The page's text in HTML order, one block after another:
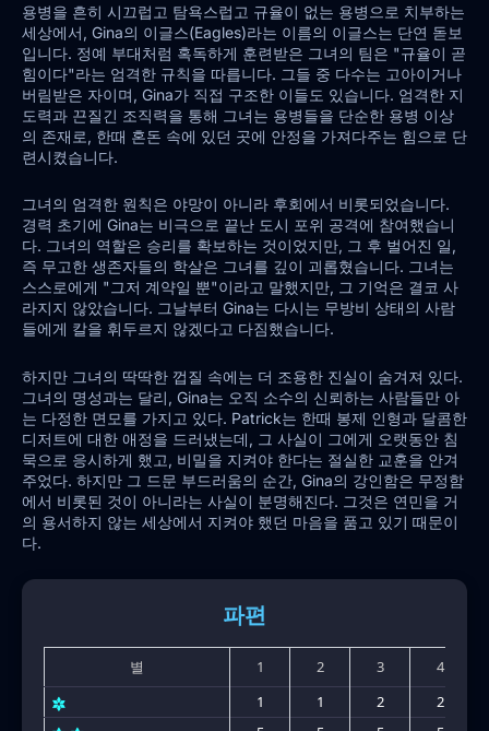
용병을 흔히 시끄럽고 탐욕스럽고 규율이 없는 용병으로 치부하는
세상에서, Gina의 이글스(Eagles)라는 이름의 이글스는 단연 돋보
입니다. 정예 부대처럼 혹독하게 훈련받은 그녀의 팀은 "규율이 곧
힘이다"라는 엄격한 규칙을 따릅니다. 그들 중 다수는 고아이거나
버림받은 자이며, Gina가 직접 구조한 이들도 있습니다. 엄격한 지
도력과 끈질긴 조직력을 통해 그녀는 용병들을 단순한 용병 이상
의 존재로, 한때 혼돈 속에 있던 곳에 안정을 가져다주는 힘으로 단
련시켰습니다.
그녀의 엄격한 원칙은 야망이 아니라 후회에서 비롯되었습니다.
경력 초기에 Gina는 비극으로 끝난 도시 포위 공격에 참여했습니
다. 그녀의 역할은 승리를 확보하는 것이었지만, 그 후 벌어진 일,
즉 무고한 생존자들의 학살은 그녀를 깊이 괴롭혔습니다. 그녀는
스스로에게 "그저 계약일 뿐"이라고 말했지만, 그 기억은 결코 사
라지지 않았습니다. 그날부터 Gina는 다시는 무방비 상태의 사람
들에게 칼을 휘두르지 않겠다고 다짐했습니다.
하지만 그녀의 딱딱한 껍질 속에는 더 조용한 진실이 숨겨져 있다.
그녀의 명성과는 달리, Gina는 오직 소수의 신뢰하는 사람들만 아
는 다정한 면모를 가지고 있다. Patrick는 한때 봉제 인형과 달콤한
디저트에 대한 애정을 드러냈는데, 그 사실이 그에게 오랫동안 침
묵으로 응시하게 했고, 비밀을 지켜야 한다는 절실한 교훈을 안겨
주었다. 하지만 그 드문 부드러움의 순간, Gina의 강인함은 무정함
에서 비롯된 것이 아니라는 사실이 분명해진다. 그것은 연민을 거
의 용서하지 않는 세상에서 지켜야 했던 마음을 품고 있기 때문이
다.
파편
별 1 2 3
4
1
1 2
2